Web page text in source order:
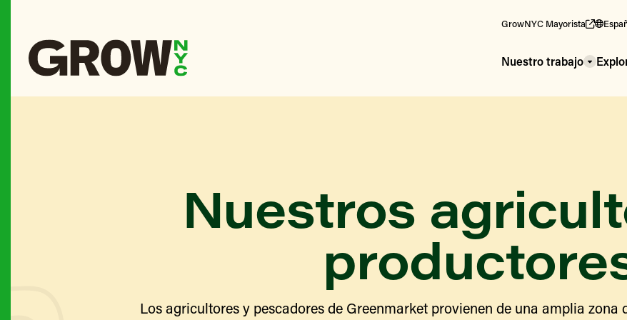
GrowNYC Mayorista
Nuestro trabajo
Nuestros
Los agricultores y pescadores de Greenmarket provienen de una amplia zona